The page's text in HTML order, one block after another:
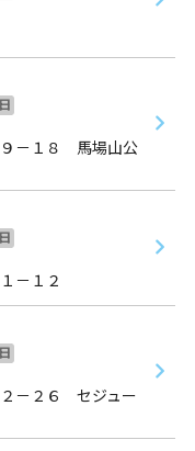
日
９－１８ 馬場山公
日
－１２
日
－２６ セジュー